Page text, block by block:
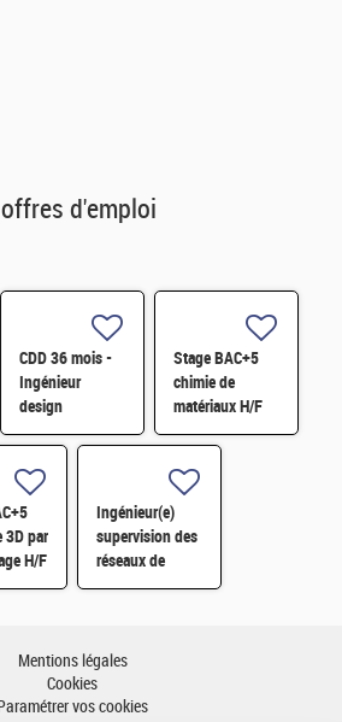
d'emploi
CDD 36 mois -
Ingénieur
design
photonique
quantique H/F
Stage BAC+5
chimie de
matériaux H/F
3D par
H/F
Ingénieur(e)
supervision des
réseaux de
surveillance H/F
Mentions légales
Cookies
vos cookies